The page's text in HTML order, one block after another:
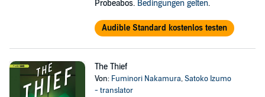
Probeabos. Bedingungen gelten.
Audible Standard kostenlos testen
The Thief
Von: Fuminori Nakamura,Satoko Izumo
- translator